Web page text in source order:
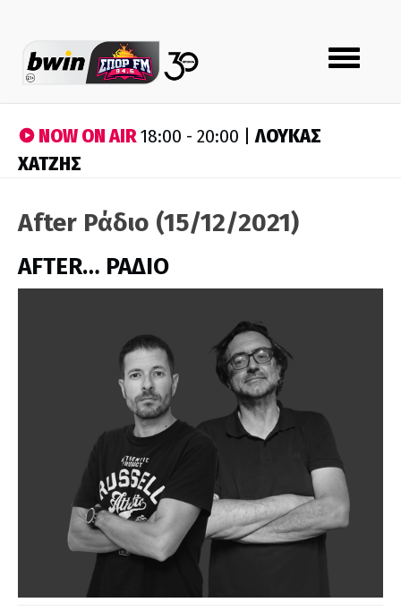
Toggle
navigation
NOW ON AIR18:00 - 20:00 |ΛΟΥΚΑΣ
ΧΑΤΖΗΣ
After Ράδιο (15/12/2021)
AFTER… ΡΑΔΙΟ